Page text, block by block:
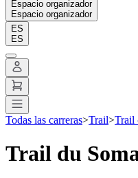
Espacio organizador
Espacio organizador
ES
ES
Todas las carreras>Trail>Trail
Trail du